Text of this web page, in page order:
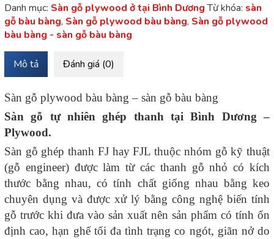
Danh mục: Sàn gỗ plywood ở tại Bình Dương Từ khóa: sàn
gỗ bàu bàng, Sàn gỗ plywood bàu bàng, Sàn gỗ plywood
bàu bàng - sàn gỗ bàu bàng
Mô tả Đánh giá (0)
Sàn gỗ plywood bàu bàng – sàn gỗ bàu bàng
Sàn gỗ tự nhiên ghép thanh tại Bình Dương –
Plywood.
Sàn gỗ ghép thanh FJ hay FJL thuộc nhóm gỗ kỹ thuật
(gỗ engineer) được làm từ các thanh gỗ nhỏ có kích
thước bằng nhau, có tính chất giống nhau bằng keo
chuyên dụng và được xử lý bằng công nghệ biến tính
gỗ trước khi đưa vào sản xuất nên sản phẩm có tính ổn
định cao, hạn ghế tối đa tình trạng co ngót, giãn nở do